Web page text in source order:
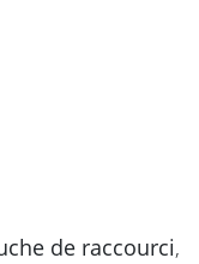
de raccourci,